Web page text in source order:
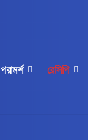
পরামর্শ রেসিপি